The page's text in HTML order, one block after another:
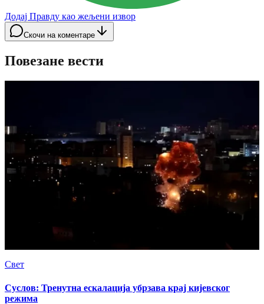
Додај Правду као жељени извор
Скочи на коментаре
Повезане вести
Свет
Суслов: Тренутна ескалација убрзава крај кијевског
режима